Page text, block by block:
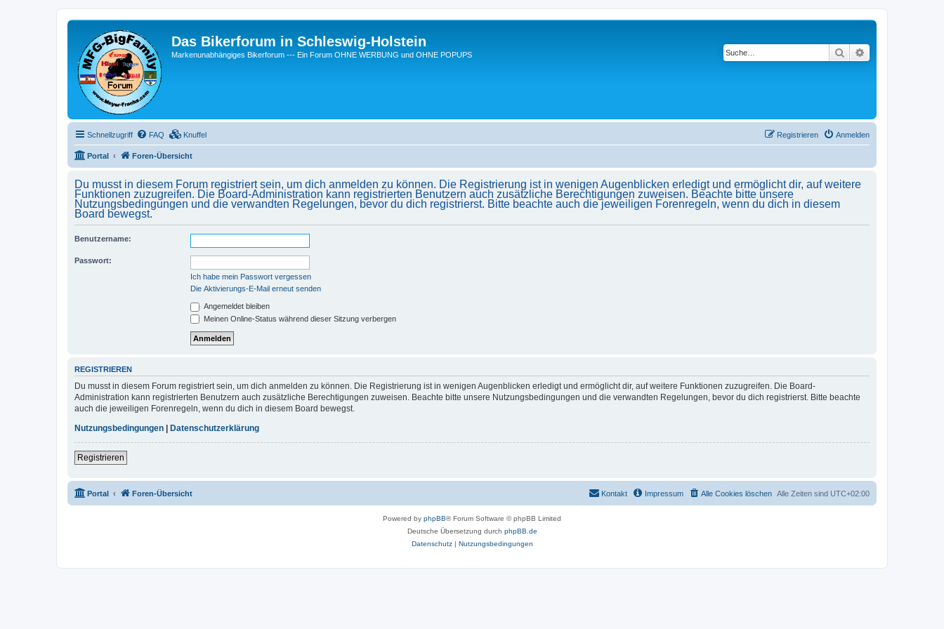
Das Bikerforum in Schleswig-Holstein
Markenunabhängiges Bikerforum --- Ein Forum OHNE WERBUNG und OHNE POPUPS Suche
Schnellzugriff FAQ Knuffel Anmelden
Registrieren
Portal Foren-Übersicht
Du musst in diesem Forum registriert sein, um dich anmelden zu können. Die Registrierung ist in wenigen Augenblicken erledigt und ermöglicht dir, auf weitere
Funktionen zuzugreifen. Die Board-Administration kann registrierten Benutzern auch zusätzliche Berechtigungen zuweisen. Beachte bitte unsere
Nutzungsbedingungen und die verwandten Regelungen, bevor du dich registrierst. Bitte beachte auch die jeweiligen Forenregeln, wenn du dich in diesem
Board bewegst.
Benutzername:
Passwort:
Ich habe mein Passwort vergessen
Die Aktivierungs-E-Mail erneut senden
Angemeldet bleiben
Meinen Online-Status während dieser Sitzung verbergen
REGISTRIEREN
Du musst in diesem Forum registriert sein, um dich anmelden zu können. Die Registrierung ist in wenigen Augenblicken erledigt und ermöglicht dir, auf weitere Funktionen zuzugreifen. Die Board-
Administration kann registrierten Benutzern auch zusätzliche Berechtigungen zuweisen. Beachte bitte unsere Nutzungsbedingungen und die verwandten Regelungen, bevor du dich registrierst. Bitte beachte
auch die jeweiligen Forenregeln, wenn du dich in diesem Board bewegst.
Nutzungsbedingungen | Datenschutzerklärung
Registrieren
Portal Foren-Übersicht Alle Zeiten sind UTC+02:00
Alle Cookies löschen
Impressum
Kontakt
Powered by phpBB® Forum Software © phpBB Limited
Deutsche Übersetzung durch phpBB.de
Datenschutz| Nutzungsbedingungen